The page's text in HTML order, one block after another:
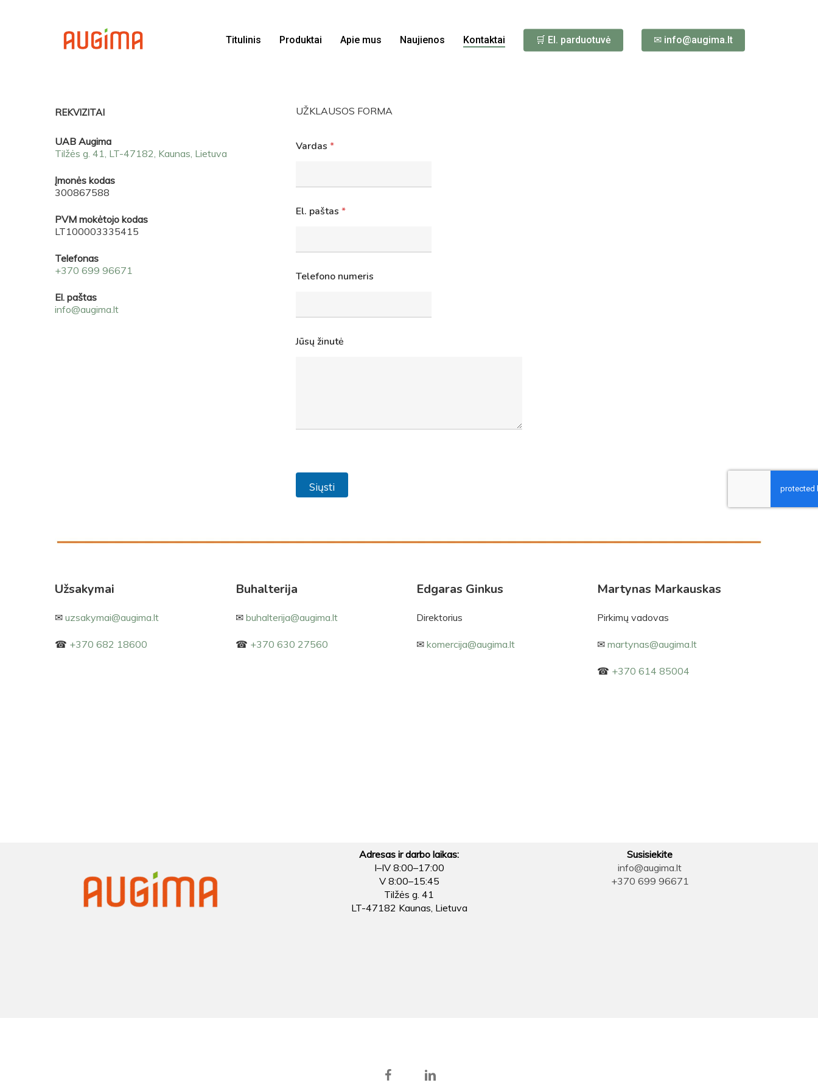
Titulinis Produktai Apie mus Naujienos Kontaktai 🛒 El. parduotuvė ✉ info@augima.lt
REKVIZITAI
UAB Augima
Tilžės g. 41, LT-47182, Kaunas, Lietuva
Įmonės kodas
300867588
PVM mokėtojo kodas
LT100003335415
Telefonas
+370 699 96671
El. paštas
info@augima.lt
UŽKLAUSOS FORMA
Vardas *
El. paštas *
Telefono numeris
Jūsų žinutė
Siųsti
Užsakymai
✉uzsakymai@augima.lt
☎ +370682 18600
Buhalterija
✉buhalterija@augima.lt
☎ +370 630 27560
Edgaras Ginkus
Direktorius
✉ komercija@augima.lt
Martynas Markauskas
Pirkimų vadovas
✉ martynas@augima.lt
☎ +370 614 85004
Adresas ir darbo laikas:
I–IV 8:00–17:00
V 8:00–15:45
Tilžės g. 41
LT-47182 Kaunas, Lietuva
Susisiekite
info@augima.lt
+370 699 96671